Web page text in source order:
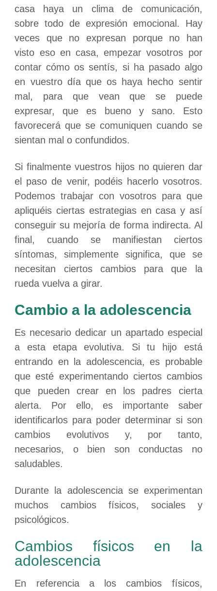
casa haya un clima de comunicación,
sobre todo de expresión emocional. Hay
veces que no expresan porque no han
visto eso en casa, empezar vosotros por
contar cómo os sentís, si ha pasado algo
en vuestro día que os haya hecho sentir
mal, para que vean que se puede
expresar, que es bueno y sano. Esto
favorecerá que se comuniquen cuando se
sientan mal o confundidos.
Si finalmente vuestros hijos no quieren dar
el paso de venir, podéis hacerlo vosotros.
Podemos trabajar con vosotros para que
apliquéis ciertas estrategias en casa y así
conseguir su mejoría de forma indirecta. Al
final, cuando se manifiestan ciertos
síntomas, simplemente significa, que se
necesitan ciertos cambios para que la
rueda vuelva a girar.
Cambio a la adolescencia
Es necesario dedicar un apartado especial
a esta etapa evolutiva. Si tu hijo está
entrando en la adolescencia, es probable
que esté experimentando ciertos cambios
que pueden crear en los padres cierta
alerta. Por ello, es importante saber
identificarlos para poder determinar si son
cambios evolutivos y, por tanto,
necesarios, o bien son conductas no
saludables.
Durante la adolescencia se experimentan
muchos cambios físicos, sociales y
psicológicos.
Cambios físicos en la
adolescencia
En referencia a los cambios físicos,